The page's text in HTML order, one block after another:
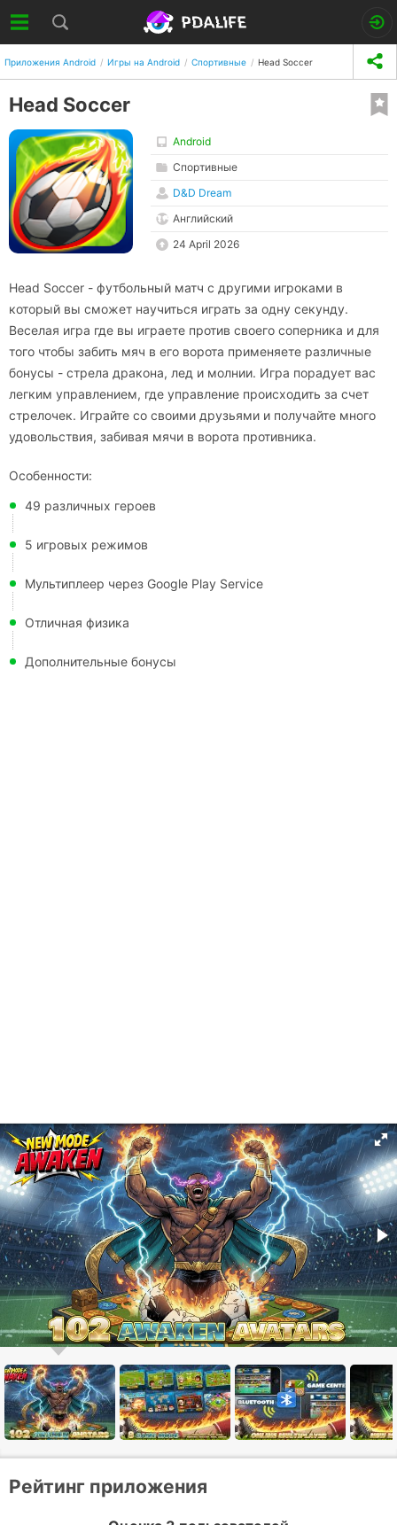
Приложения Android Игры на Android Спортивные Head Soccer
Head Soccer
Android
Спортивные
D&D Dream
Английский
24 April 2026
Head Soccer - футбольный матч с другими игроками в
который вы сможет научиться играть за одну секунду.
Веселая игра где вы играете против своего соперника и для
того чтобы забить мяч в его ворота применяете различные
бонусы - стрела дракона, лед и молнии. Игра порадует вас
легким управлением, где управление происходить за счет
стрелочек. Играйте со своими друзьями и получайте много
удовольствия, забивая мячи в ворота противника.
Особенности:
49 различных героев
5 игровых режимов
Мультиплеер через Google Play Service
Отличная физика
Дополнительные бонусы
Рейтинг приложения